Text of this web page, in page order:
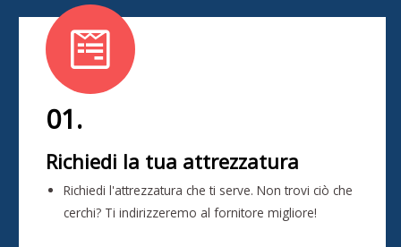
01.
Richiedi la tua attrezzatura
Richiedi l'attrezzatura che ti serve. Non trovi ciò che
cerchi? Ti indirizzeremo al fornitore migliore!